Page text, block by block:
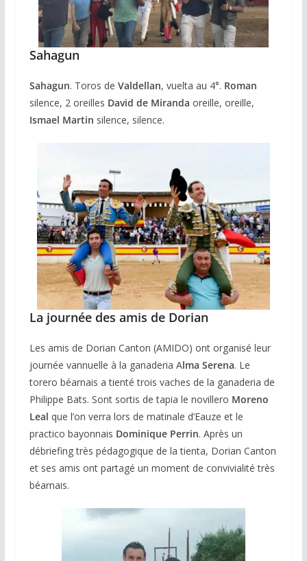
Sahagun
Sahagun. Toros de Valdellan, vuelta au 4°. Roman
silence, 2 oreilles David de Miranda oreille, oreille,
Ismael Martin silence, silence.
La journée des amis de Dorian
Les amis de Dorian Canton (AMIDO) ont organisé leur
journée vannuelle à la ganaderia Alma Serena. Le
torero béarnais a tienté trois vaches de la ganaderia de
Philippe Bats. Sont sortis de tapia le novillero Moreno
Leal que l’on verra lors de matinale d’Eauze et le
practico bayonnais Dominique Perrin. Après un
débriefing très pédagogique de la tienta, Dorian Canton
et ses amis ont partagé un moment de convivialité très
béarnais.